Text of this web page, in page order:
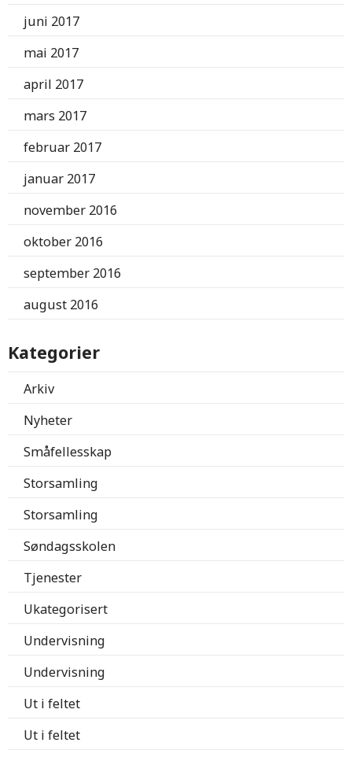
juni 2017
mai 2017
april 2017
mars 2017
februar 2017
januar 2017
november 2016
oktober 2016
september 2016
august 2016
Kategorier
Arkiv
Nyheter
Småfellesskap
Storsamling
Storsamling
Søndagsskolen
Tjenester
Ukategorisert
Undervisning
Undervisning
Ut i feltet
Ut i feltet